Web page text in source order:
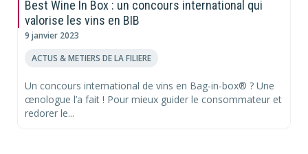
Best Wine In Box : un concours international qui
valorise les vins en BIB
9 janvier 2023
ACTUS & METIERS DE LA FILIERE
Un concours international de vins en Bag-in-box® ? Une
œnologue l’a fait ! Pour mieux guider le consommateur et
redorer le...